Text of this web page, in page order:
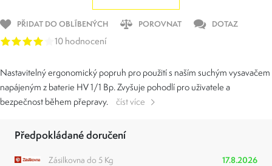
PŘIDAT DO OBLÍBENÝCH POROVNAT DOTAZ
10 hodnocení
Nastavitelný ergonomický popruh pro použití s naším suchým vysavačem
napájeným z baterie HV 1/1 Bp. Zvyšuje pohodlí pro uživatele a
bezpečnost během přepravy.
číst více
Předpokládané doručení
Zásilkovna do 5 Kg
17.8.2026